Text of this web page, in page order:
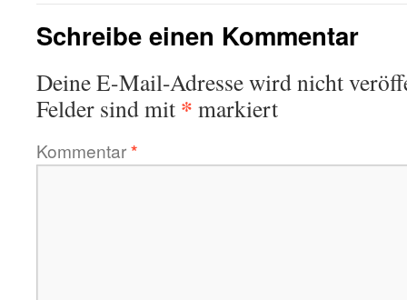
Schreibe einen Kommentar
Deine E-Mail-Adresse wird nicht
Felder sind mit * markiert
Kommentar*